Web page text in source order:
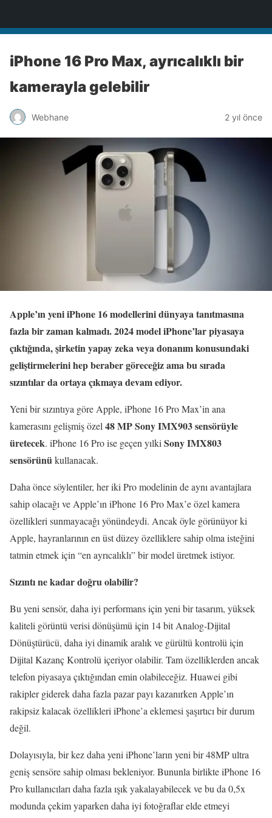
iPhone 16 Pro Max, ayrıcalıklı bir
kamerayla gelebilir
Webhane 2 yıl önce
Apple’ın yeni iPhone 16 modellerini dünyaya tanıtmasına
fazla bir zaman kalmadı. 2024 model iPhone’lar piyasaya
çıktığında, şirketin yapay zeka veya donanım konusundaki
geliştirmelerini hep beraber göreceğiz ama bu sırada
sızıntılar da ortaya çıkmaya devam ediyor.
Yeni bir sızıntıya göre Apple, iPhone 16 Pro Max’in ana
kamerasını gelişmiş özel 48 MP Sony IMX903 sensörüyle
üretecek. iPhone 16 Pro ise geçen yılki Sony IMX803
sensörünükullanacak.
Daha önce söylentiler, her iki Pro modelinin de aynı avantajlara
sahip olacağı ve Apple’ın iPhone 16 Pro Max’e özel kamera
özellikleri sunmayacağı yönündeydi. Ancak öyle görünüyor ki
Apple, hayranlarının en üst düzey özelliklere sahip olma isteğini
tatmin etmek için “en ayrıcalıklı” bir model üretmek istiyor.
Sızıntı ne kadar doğru olabilir?
Bu yeni sensör, daha iyi performans için yeni bir tasarım, yüksek
kaliteli görüntü verisi dönüşümü için 14 bit Analog-Dijital
Dönüştürücü, daha iyi dinamik aralık ve gürültü kontrolü için
Dijital Kazanç Kontrolü içeriyor olabilir. Tam özelliklerden ancak
telefon piyasaya çıktığından emin olabileceğiz. Huawei gibi
rakipler giderek daha fazla pazar payı kazanırken Apple’ın
rakipsiz kalacak özellikleri iPhone’a eklemesi şaşırtıcı bir durum
değil.
Dolayısıyla, bir kez daha yeni iPhone’ların yeni bir 48MP ultra
geniş sensöre sahip olması bekleniyor. Bununla birlikte iPhone 16
Pro kullanıcıları daha fazla ışık yakalayabilecek ve bu da 0,5x
modunda çekim yaparken daha iyi fotoğraflar elde etmeyi